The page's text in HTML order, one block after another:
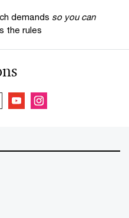
demands so you can
the rules